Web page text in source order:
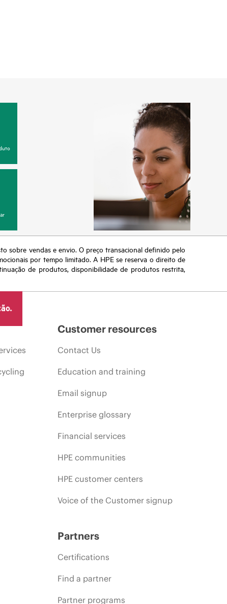
sobre vendas e envio. O preço transacional definido pelo
por tempo limitado. A HPE se reserva o direito de
de produtos, disponibilidade de produtos restrita,
Customer resources
Contact Us
Education and training
Email signup
Enterprise glossary
Financial services
HPE communities
HPE customer centers
Voice of the Customer signup
Partners
Certifications
Find a partner
Partner programs